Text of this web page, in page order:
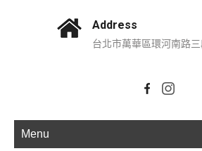
Address
台北市萬華區環河南路
Menu